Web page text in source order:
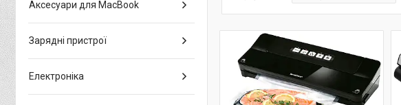
Аксесуари для MacBook
Зарядні пристрої
Електроніка